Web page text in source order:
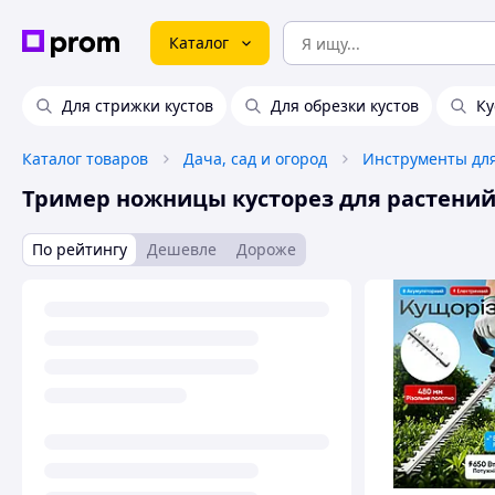
Каталог
Для стрижки кустов Для обрезки кустов
Каталог товаров Дача, сад и огород Инструменты
Тример ножницы кусторез для растений
По рейтингу Дешевле Дороже